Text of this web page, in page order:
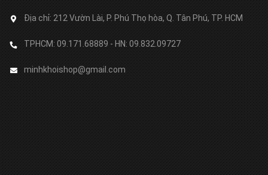
Địa chỉ: 212 Vườn Lài, P. Phú Thọ hòa, Q. Tân Phú, TP. HCM
TPHCM: 09.171.68889 - HN: 09.832.09727
minhkhoishop@gmail.com